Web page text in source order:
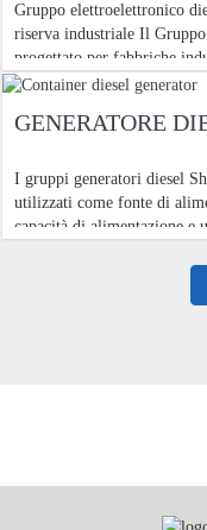
Gruppo elettroelettronico
riserva industriale Il Gruppo Generatore Diesel Silenzioso da 500kVA è
progettato per fabbriche
magazzini, centri logistici,
GENERATORE
I gruppi generatori diesel
utilizzati come fonte di
capacità di alimentazione e